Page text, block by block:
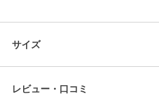
※照明の関係により、実際よりも色味が違
重量:約335g(サンプルサイズ)
サイズ
レビュー・口コミ